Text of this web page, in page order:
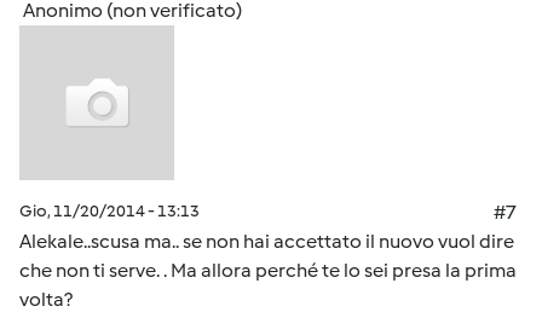
Anonimo (non verificato)
Gio, 11/20/2014 - 13:13
#7
Alekale..scusa ma.. se non hai accettato il nuovo vuol dire
che non ti serve. . Ma allora perché te lo sei presa la prima
volta?